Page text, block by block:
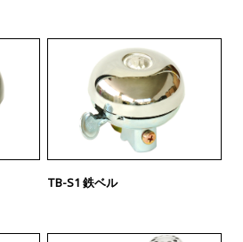
TB-S1 鉄ベル